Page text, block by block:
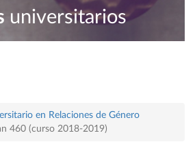
universitarios
en Relaciones de Género
460 (curso 2018-2019)